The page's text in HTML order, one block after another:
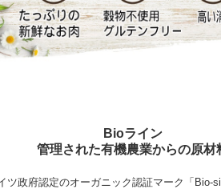
Bioライン
管理された有機農業からの原材
政府認定のオーガニック認証マーク「